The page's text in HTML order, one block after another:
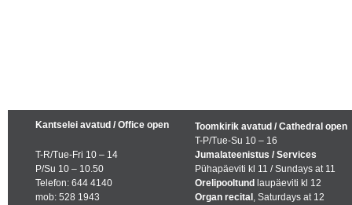
Kantselei avatud / Office open
T-R/Tue-Fri 10 – 14
P/Su 10 – 10.50
Telefon: 644 4140
mob: 528 1943
Toomkirik avatud / Cathedral open
T-P/Tue-Su 10 – 16
Jumalateenistus / Services
Pühapäeviti kl 11 / Sundays at 11
Orelipooltund laupäeviti kl 12
Organ recital , Saturdays at 12